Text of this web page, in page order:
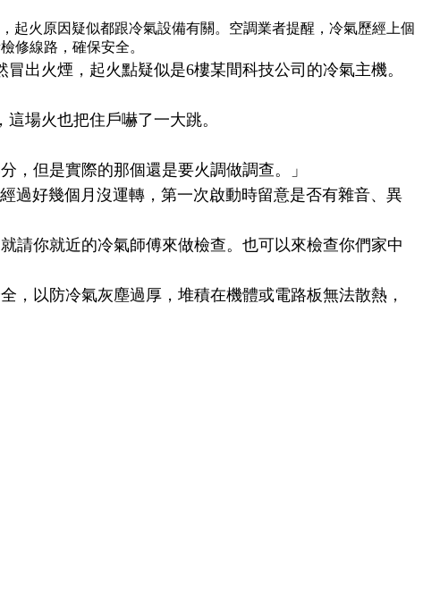
起火原因疑似都跟冷氣設備有關。空調業者提醒，冷氣歷經上個
修線路，確保安全。
出火煙，起火點疑似是6樓某間科技公司的冷氣主機。
場火也把住戶嚇了一大跳。
，但是實際的那個還是要火調做調查。」
過好幾個月沒運轉，第一次啟動時留意是否有雜音、異
請你就近的冷氣師傅來做檢查。也可以來檢查你們家中
，以防冷氣灰塵過厚，堆積在機體或電路板無法散熱，